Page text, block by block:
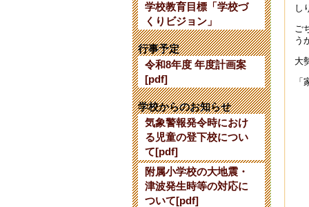
学校教育目標「学校づ
くりビジョン」
行事予定
令和8年度 年度計画案
[pdf]
学校からのお知らせ
気象警報発令時におけ
る児童の登下校につい
て[pdf]
附属小学校の大地震・
津波発生時等の対応に
ついて[pdf]
【
し
ご
う
大